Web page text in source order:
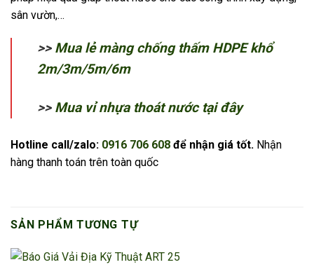
sân vườn,…
>> Mua lẻ màng chống thấm HDPE khổ
2m/3m/5m/6m
>> Mua vỉ nhựa thoát nước tại đây
Hotline call/zalo: 0916 706 608 để nhận giá tốt. Nhận
hàng thanh toán trên toàn quốc
SẢN PHẨM TƯƠNG TỰ